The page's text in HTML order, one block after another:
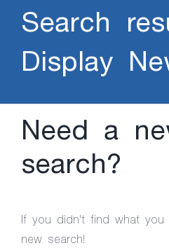
Search
Display
Need a
search?
If you didn't find what
new search!